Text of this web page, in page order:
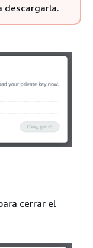
descargarla.
cerrar el